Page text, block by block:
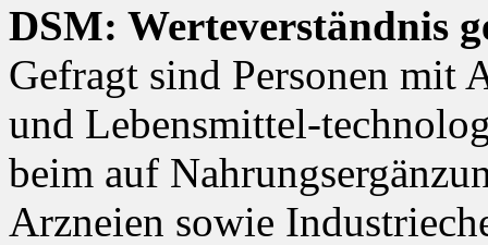
DSM: Werteverständnis
Gefragt sind Personen mit
und Lebensmittel-
beim auf
Arzneien sowie